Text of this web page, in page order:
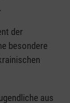
der
besondere
aus